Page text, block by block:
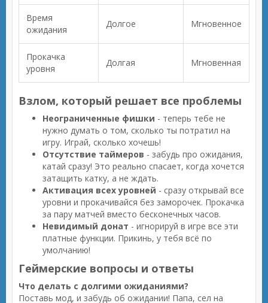
Время
ожидания
Долгое Мгновенное
Прокачка
уровня
Долгая Мгновенная
Взлом, который решает все проблемы
Неограниченные фишки - теперь тебе не
нужно думать о том, сколько ты потратил на
игру. Играй, сколько хочешь!
Отсутствие таймеров - забудь про ожидания,
катай сразу! Это реально спасает, когда хочется
затащить катку, а не ждать.
Активация всех уровней - сразу открывай все
уровни и прокачивайся без заморочек. Прокачка
за пару матчей вместо бесконечных часов.
Невидимый донат - игнорируй в игре все эти
платные функции. Прикинь, у тебя всё по
умолчанию!
Геймерские вопросы и ответы
Что делать с долгими ожиданиями?
Поставь мод, и забудь об ожидании! Папа, сел на